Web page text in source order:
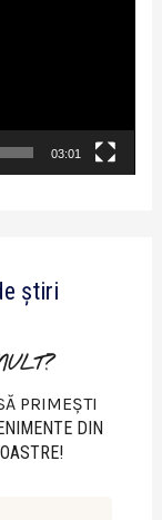
03:01
știri
PRIMEȘTI
DIN